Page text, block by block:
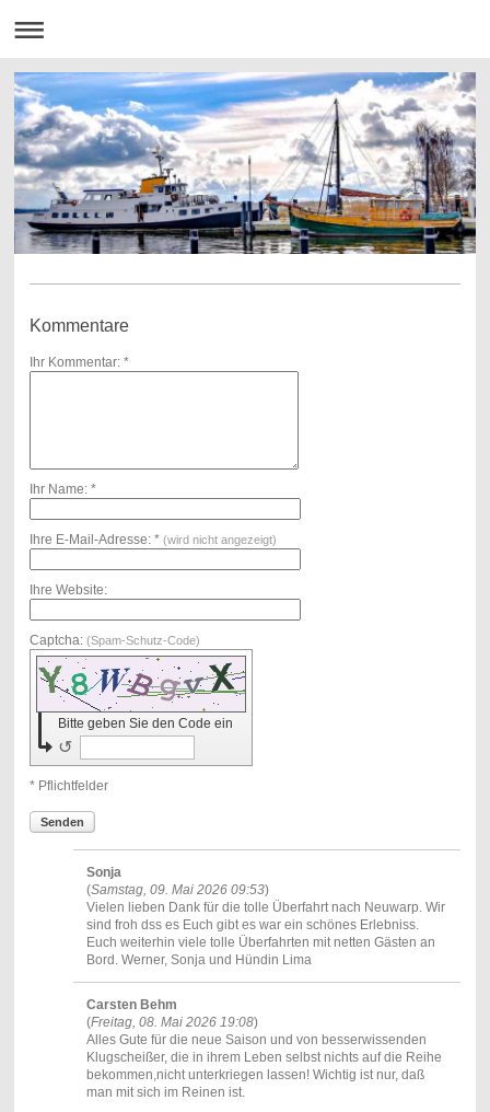
Kommentare
Ihr Kommentar: *
Ihr Name: *
Ihre E-Mail-Adresse: * (wird nicht angezeigt)
Ihre Website:
Captcha: (Spam-Schutz-Code)
Bitte geben Sie den Code ein
↺
* Pflichtfelder
Senden
Sonja
(Samstag, 09. Mai 2026 09:53)
Vielen lieben Dank für die tolle Überfahrt nach Neuwarp. Wir
sind froh dss es Euch gibt es war ein schönes Erlebniss.
Euch weiterhin viele tolle Überfahrten mit netten Gästen an
Bord. Werner, Sonja und Hündin Lima
Carsten Behm
(Freitag, 08. Mai 2026 19:08)
Alles Gute für die neue Saison und von besserwissenden
Klugscheißer, die in ihrem Leben selbst nichts auf die Reihe
bekommen,nicht unterkriegen lassen! Wichtig ist nur, daß
man mit sich im Reinen ist.